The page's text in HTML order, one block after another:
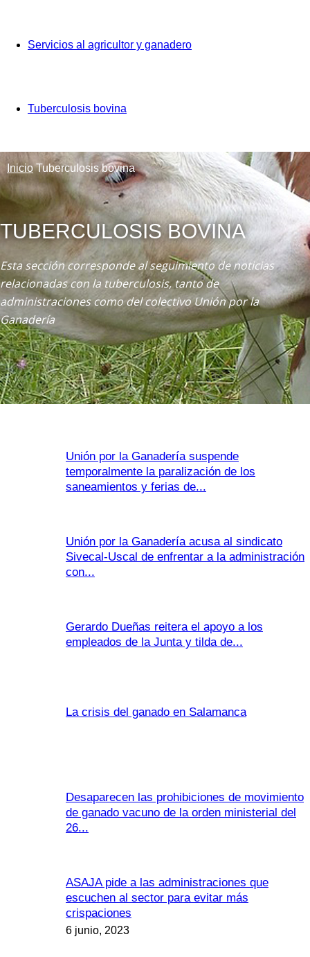
Servicios al agricultor y ganadero
Tuberculosis bovina
Inicio Tuberculosis bovina
TUBERCULOSIS BOVINA
Esta sección corresponde al seguimiento de noticias
relacionadas con la tuberculosis, tanto de
administraciones como del colectivo Unión por la
Ganadería
Unión por la Ganadería suspende
temporalmente la paralización de los
saneamientos y ferias de...
Unión por la Ganadería acusa al sindicato
Sivecal-Uscal de enfrentar a la administración
con...
Gerardo Dueñas reitera el apoyo a los
empleados de la Junta y tilda de...
La crisis del ganado en Salamanca
Desaparecen las prohibiciones de movimiento
de ganado vacuno de la orden ministerial del
26...
ASAJA pide a las administraciones que
escuchen al sector para evitar más
crispaciones
6 junio, 2023